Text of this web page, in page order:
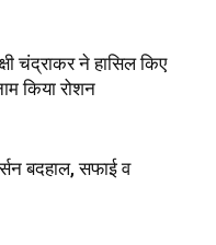
चंद्राकर ने हासिल किए
किया रोशन
बदहाल, सफाई व